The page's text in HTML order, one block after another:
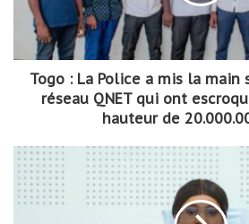
Togo : La Police a mis la main
réseau QNET qui ont
hauteur de